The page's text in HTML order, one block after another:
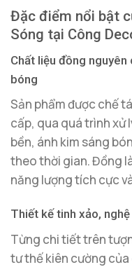
Đặc điểm nổi bật
Sóng tại Công
Chất liệu đồng
bóng
Sản phẩm được chế
cấp, qua quá trình xử
bền, ánh kim sáng
theo thời gian. Đồng
năng lượng tích cực
Thiết kế tinh xảo,
Từng chi tiết trên
tư thế kiên cường